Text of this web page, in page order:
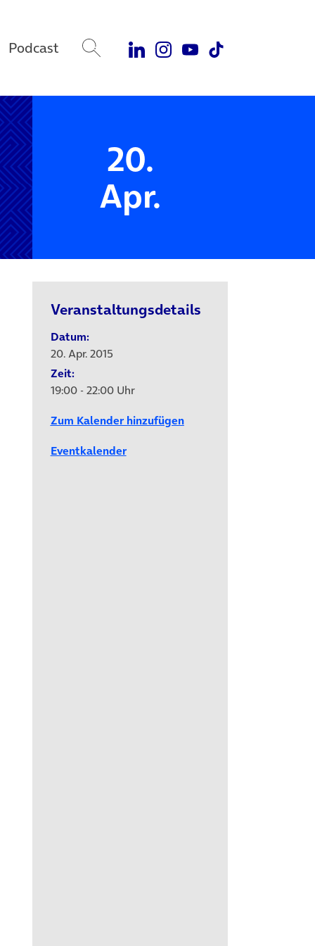
Podcast
20.
Apr.
Veranstaltungsdetails
Datum:
20. Apr. 2015
Zeit:
19:00 - 22:00 Uhr
Zum Kalender hinzufügen
Eventkalender